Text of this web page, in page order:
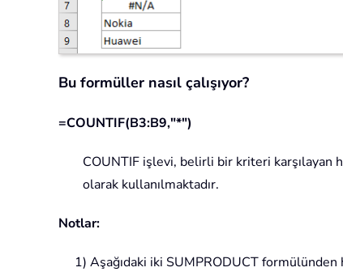
Bu formüller nasıl çalışıyor?
=COUNTIF(B3:B9,"*")
COUNTIF işlevi, belirli bir kriteri karşılayan
olarak kullanılmaktadır.
Notlar:
1) Aşağıdaki iki SUMPRODUCT